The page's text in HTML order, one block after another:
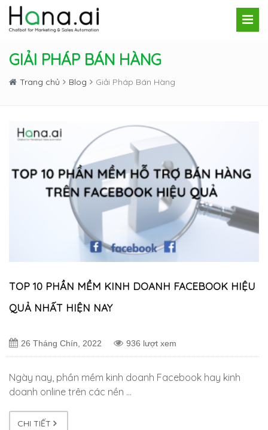
GIẢI PHÁP BÁN HÀNG
Trang chủ Blog Giải Pháp Bán Hàng
TOP 10 PHẦN MỀM KINH DOANH FACEBOOK HIỆU
QUẢ NHẤT HIỆN NAY
26 Tháng Chín, 2022 936 lượt xem
Ngày nay, phần mềm kinh doanh Facebook hay kinh
doanh online trên các nền …
CHI TIẾT